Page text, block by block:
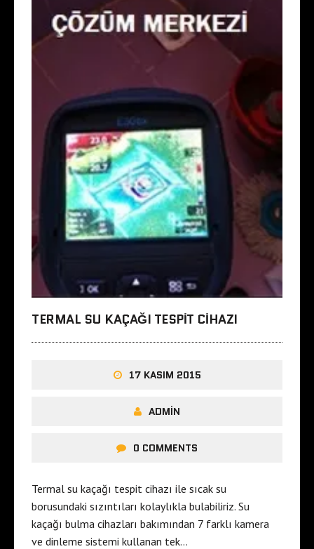
TERMAL SU KAÇAĞI TESPIT CIHAZI
17 KASIM 2015
ADMIN
0 COMMENTS
Termal su kaçağı tespit cihazı ile sıcak su
borusundaki sızıntıları kolaylıkla bulabiliriz. Su
kaçağı bulma cihazları bakımından 7 farklı kamera
ve dinleme sistemi kullanan tek…